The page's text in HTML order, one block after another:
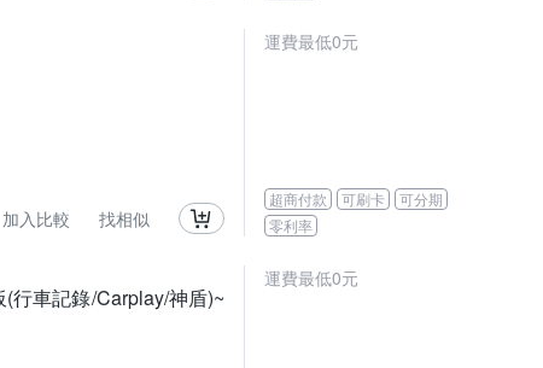
加入比較 找相似
運費最低0元
超商付款 可刷卡
可分期
零利率
行車記錄/Carplay/神盾)~
運費最低0元